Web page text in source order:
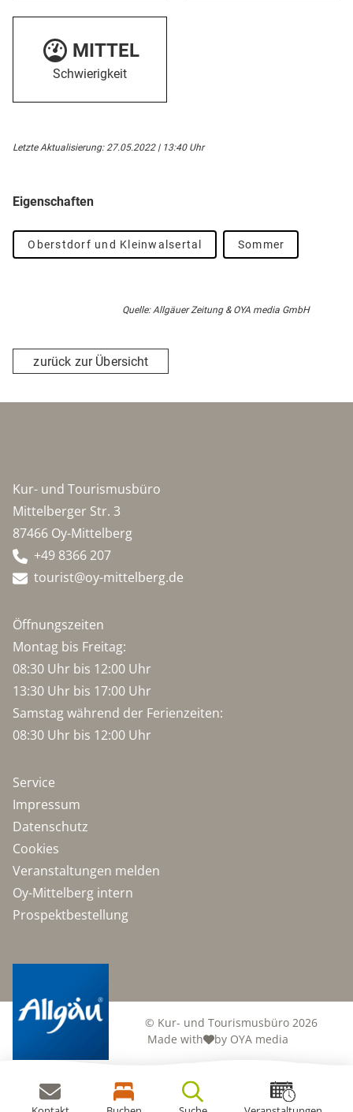
MITTEL
Schwierigkeit
Letzte Aktualisierung: 27.05.2022 | 13:40 Uhr
Eigenschaften
Oberstdorf und Kleinwalsertal Sommer
Quelle: Allgäuer Zeitung & OYA media GmbH
zurück zur Übersicht
Kur- und Tourismusbüro
Mittelberger Str. 3
87466 Oy-Mittelberg
+49 8366 207
tourist@oy-mittelberg.de
Öffnungszeiten
Montag bis Freitag:
08:30 Uhr bis 12:00 Uhr
13:30 Uhr bis 17:00 Uhr
Samstag während der Ferienzeiten:
08:30 Uhr bis 12:00 Uhr
Service
Impressum
Datenschutz
Cookies
Veranstaltungen melden
Oy-Mittelberg intern
Prospektbestellung
© Kur- und Tourismusbüro 2026
Made with
by OYA media